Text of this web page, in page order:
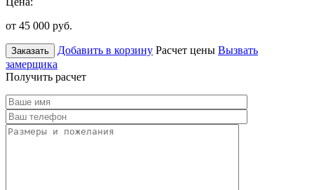
от 45 000 руб.
Заказать Добавить в корзину Расчет цены Вызвать
замерщика
Получить расчет